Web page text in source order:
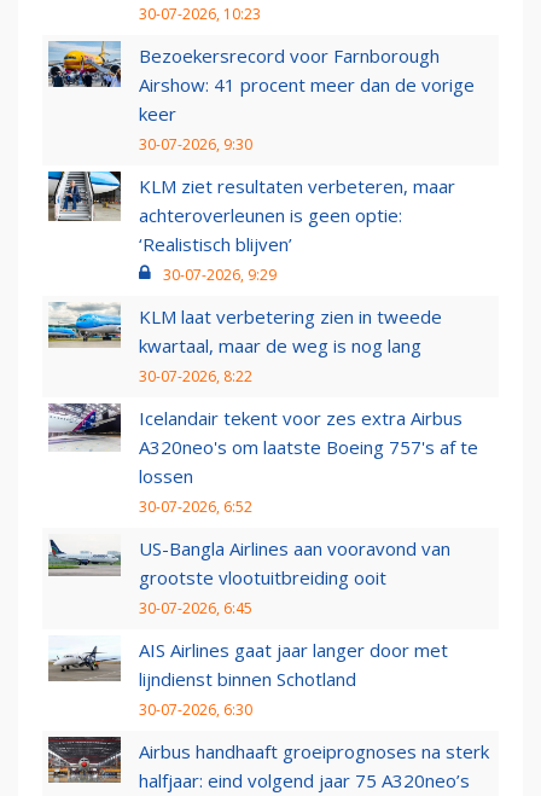
30-07-2026, 10:23
Bezoekersrecord voor Farnborough
Airshow: 41 procent meer dan de vorige
keer
30-07-2026, 9:30
KLM ziet resultaten verbeteren, maar
achteroverleunen is geen optie:
‘Realistisch blijven’
30-07-2026, 9:29
KLM laat verbetering zien in tweede
kwartaal, maar de weg is nog lang
30-07-2026, 8:22
Icelandair tekent voor zes extra Airbus
A320neo's om laatste Boeing 757's af te
lossen
30-07-2026, 6:52
US-Bangla Airlines aan vooravond van
grootste vlootuitbreiding ooit
30-07-2026, 6:45
AIS Airlines gaat jaar langer door met
lijndienst binnen Schotland
30-07-2026, 6:30
Airbus handhaaft groeiprognoses na sterk
halfjaar: eind volgend jaar 75 A320neo’s